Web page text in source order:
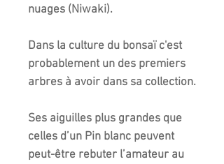
nuages (Niwaki).
Dans la culture du bonsaï c'est
probablement un des premiers
arbres à avoir dans sa collection.
Ses aiguilles plus grandes que
celles d’un Pin blanc peuvent
peut-être rebuter l’amateur au